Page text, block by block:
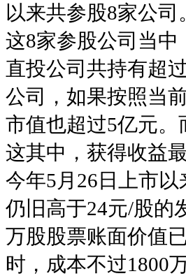
以来共参股8家公司
这8家参股公司当
直投公司共持有超
公司，如果按照当
市值也超过5亿元
这其中，获得收益
今年5月26日上市
仍旧高于24元/股的
万股股票账面价值
时，成本不过1800